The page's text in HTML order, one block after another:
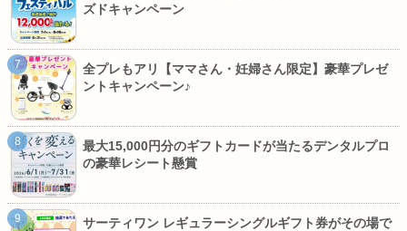
ズドキャンペーン
全プレもアリ【ママさん・妊婦さん限定】豪華プレゼ
ントキャンペーン♪
最大15,000円分のギフトカードが当たるデンタルプロ
の豪華レシート懸賞
サーティワン レギュラーシングルギフト券がその場で